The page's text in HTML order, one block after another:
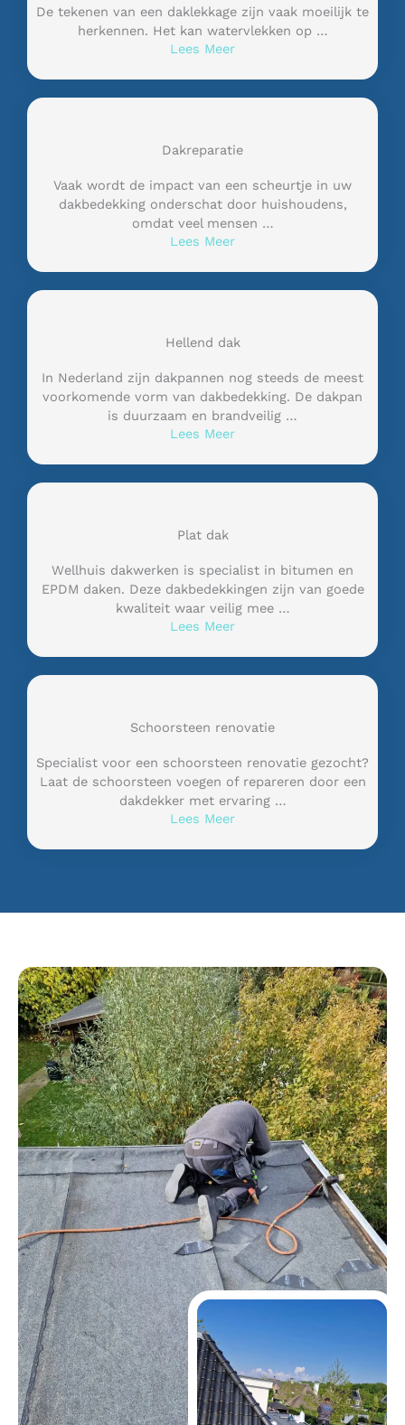
De tekenen van een daklekkage zijn vaak moeilijk te
herkennen. Het kan watervlekken op …
Lees Meer
Dakreparatie
Vaak wordt de impact van een scheurtje in uw
dakbedekking onderschat door huishoudens,
omdat veel mensen …
Lees Meer
Hellend dak
In Nederland zijn dakpannen nog steeds de meest
voorkomende vorm van dakbedekking. De dakpan
is duurzaam en brandveilig …
Lees Meer
Plat dak
Wellhuis dakwerken is specialist in bitumen en
EPDM daken. Deze dakbedekkingen zijn van goede
kwaliteit waar veilig mee …
Lees Meer
Schoorsteen renovatie
Specialist voor een schoorsteen renovatie gezocht?
Laat de schoorsteen voegen of repareren door een
dakdekker met ervaring …
Lees Meer